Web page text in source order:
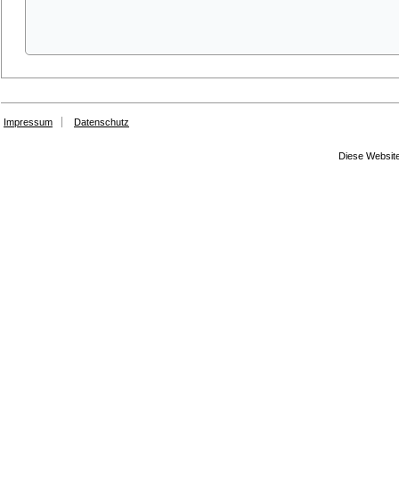
Impressum Datenschutz
Diese